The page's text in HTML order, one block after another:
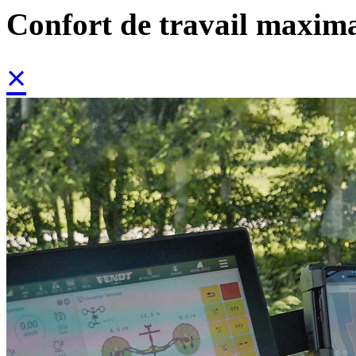
Confort de travail
×